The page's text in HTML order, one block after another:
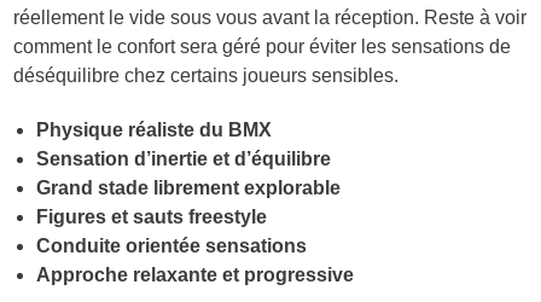
réellement le vide sous vous avant la réception. Reste à voir
comment le confort sera géré pour éviter les sensations de
déséquilibre chez certains joueurs sensibles.
Physique réaliste du BMX
Sensation d’inertie et d’équilibre
Grand stade librement explorable
Figures et sauts freestyle
Conduite orientée sensations
Approche relaxante et progressive